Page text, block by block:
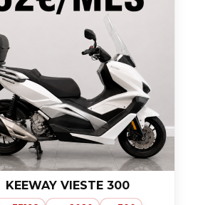
KEEWAY VIESTE 300